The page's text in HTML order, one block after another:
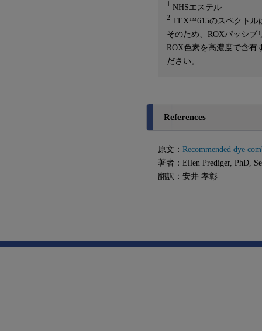
1 NHSエステル
2 TEX™615のスペクトル
そのため、ROXパッシブ
ROX色素を高濃度で含有
ださい。
References
原文： Recommended dye
著者：Ellen Prediger, PhD,
翻訳：安井 孝彰